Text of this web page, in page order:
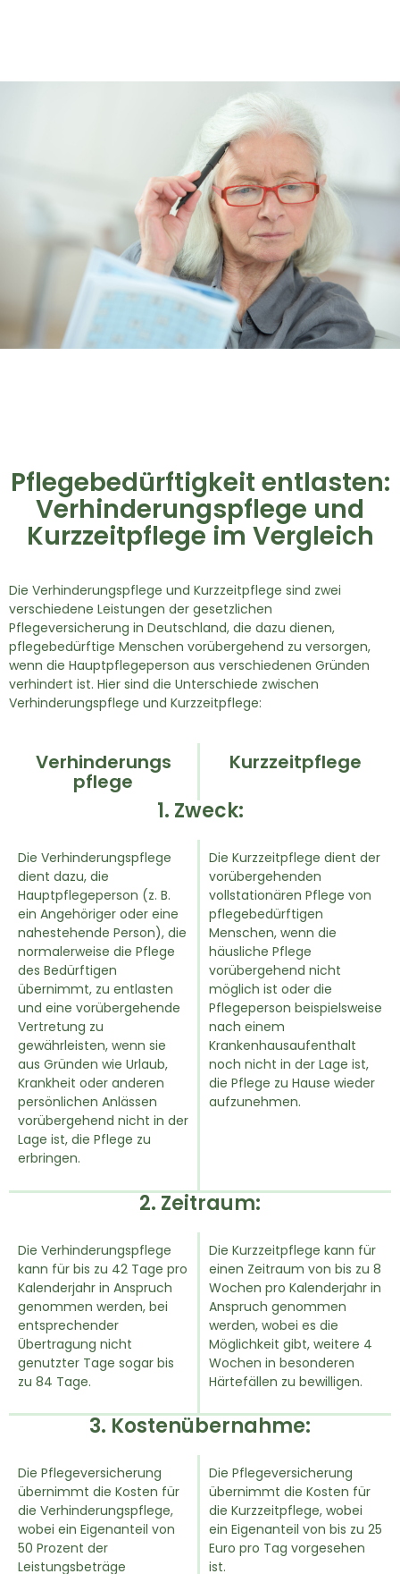
Pflegebedürftigkeit entlasten:
Verhinderungspflege und
Kurzzeitpflege im Vergleich
Die Verhinderungspflege und Kurzzeitpflege sind zwei
verschiedene Leistungen der gesetzlichen
Pflegeversicherung in Deutschland, die dazu dienen,
pflegebedürftige Menschen vorübergehend zu versorgen,
wenn die Hauptpflegeperson aus verschiedenen Gründen
verhindert ist. Hier sind die Unterschiede zwischen
Verhinderungspflege und Kurzzeitpflege:
Verhinderungs
pflege
Kurzzeitpflege
1. Zweck:
Die Verhinderungspflege
dient dazu, die
Hauptpflegeperson (z. B.
ein Angehöriger oder eine
nahestehende Person), die
normalerweise die Pflege
des Bedürftigen
übernimmt, zu entlasten
und eine vorübergehende
Vertretung zu
gewährleisten, wenn sie
aus Gründen wie Urlaub,
Krankheit oder anderen
persönlichen Anlässen
vorübergehend nicht in der
Lage ist, die Pflege zu
erbringen.
Die Kurzzeitpflege dient der
vorübergehenden
vollstationären Pflege von
pflegebedürftigen
Menschen, wenn die
häusliche Pflege
vorübergehend nicht
möglich ist oder die
Pflegeperson beispielsweise
nach einem
Krankenhausaufenthalt
noch nicht in der Lage ist,
die Pflege zu Hause wieder
aufzunehmen.
2. Zeitraum:
Die Verhinderungspflege
kann für bis zu 42 Tage pro
Kalenderjahr in Anspruch
genommen werden, bei
entsprechender
Übertragung nicht
genutzter Tage sogar bis
zu 84 Tage.
Die Kurzzeitpflege kann für
einen Zeitraum von bis zu 8
Wochen pro Kalenderjahr in
Anspruch genommen
werden, wobei es die
Möglichkeit gibt, weitere 4
Wochen in besonderen
Härtefällen zu bewilligen.
3. Kostenübernahme:
Die Pflegeversicherung
übernimmt die Kosten für
die Verhinderungspflege,
wobei ein Eigenanteil von
50 Prozent der
Leistungsbeträge
Die Pflegeversicherung
übernimmt die Kosten für
die Kurzzeitpflege, wobei
ein Eigenanteil von bis zu 25
Euro pro Tag vorgesehen
ist.